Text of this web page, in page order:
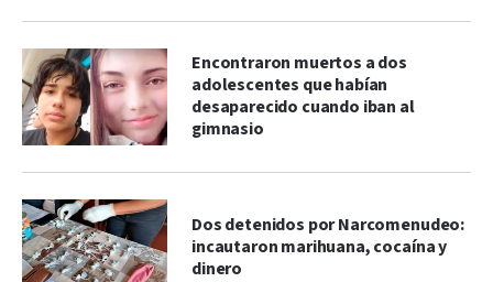
Encontraron muertos a dos
adolescentes que habían
desaparecido cuando iban al
gimnasio
Dos detenidos por Narcomenudeo:
incautaron marihuana, cocaína y
dinero